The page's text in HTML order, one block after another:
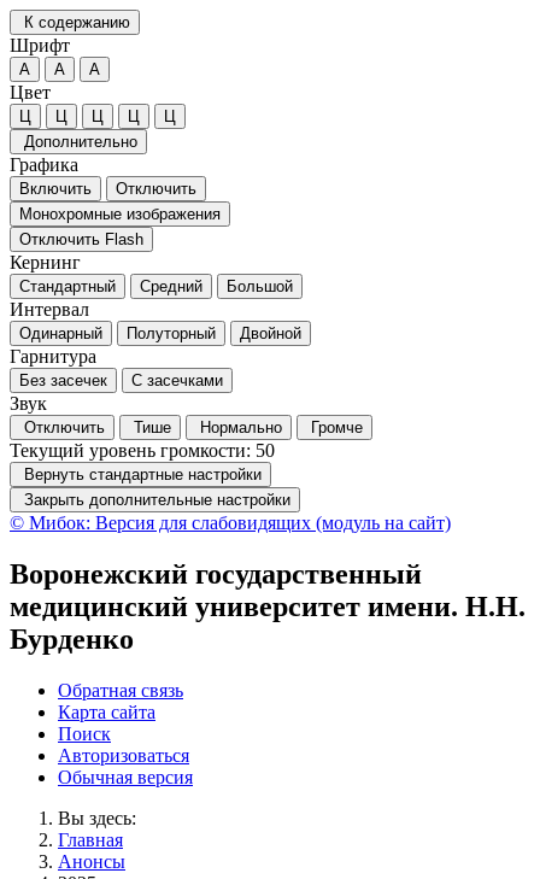
К содержанию
Шрифт
А А А
Цвет
Ц Ц Ц Ц
Ц
Дополнительно
Графика
Включить
Отключить
Монохромные изображения
Отключить Flash
Кернинг
Стандартный Средний Большой
Интервал
Одинарный Полуторный Двойной
Гарнитура
Без засечек С засечками
Звук
Отключить Тише Нормально Громче
Текущий уровень громкости: 50
Вернуть стандартные настройки
Закрыть дополнительные настройки
© Мибок: Версия для слабовидящих (модуль на сайт)
Воронежский государственный
медицинский университет имени. Н.Н.
Бурденко
Обратная связь
Карта сайта
Поиск
Авторизоваться
Обычная версия
Вы здесь:
Главная
Анонсы